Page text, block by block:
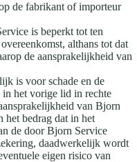
de fabrikant of importeur
is beperkt tot ten
althans tot dat
de aansprakelijkheid van
is voor schade en de
in het vorige lid in rechte
van Bjorn
het bedrag dat in het
de door Bjorn Service
daadwerkelijk wordt
eigen risico van